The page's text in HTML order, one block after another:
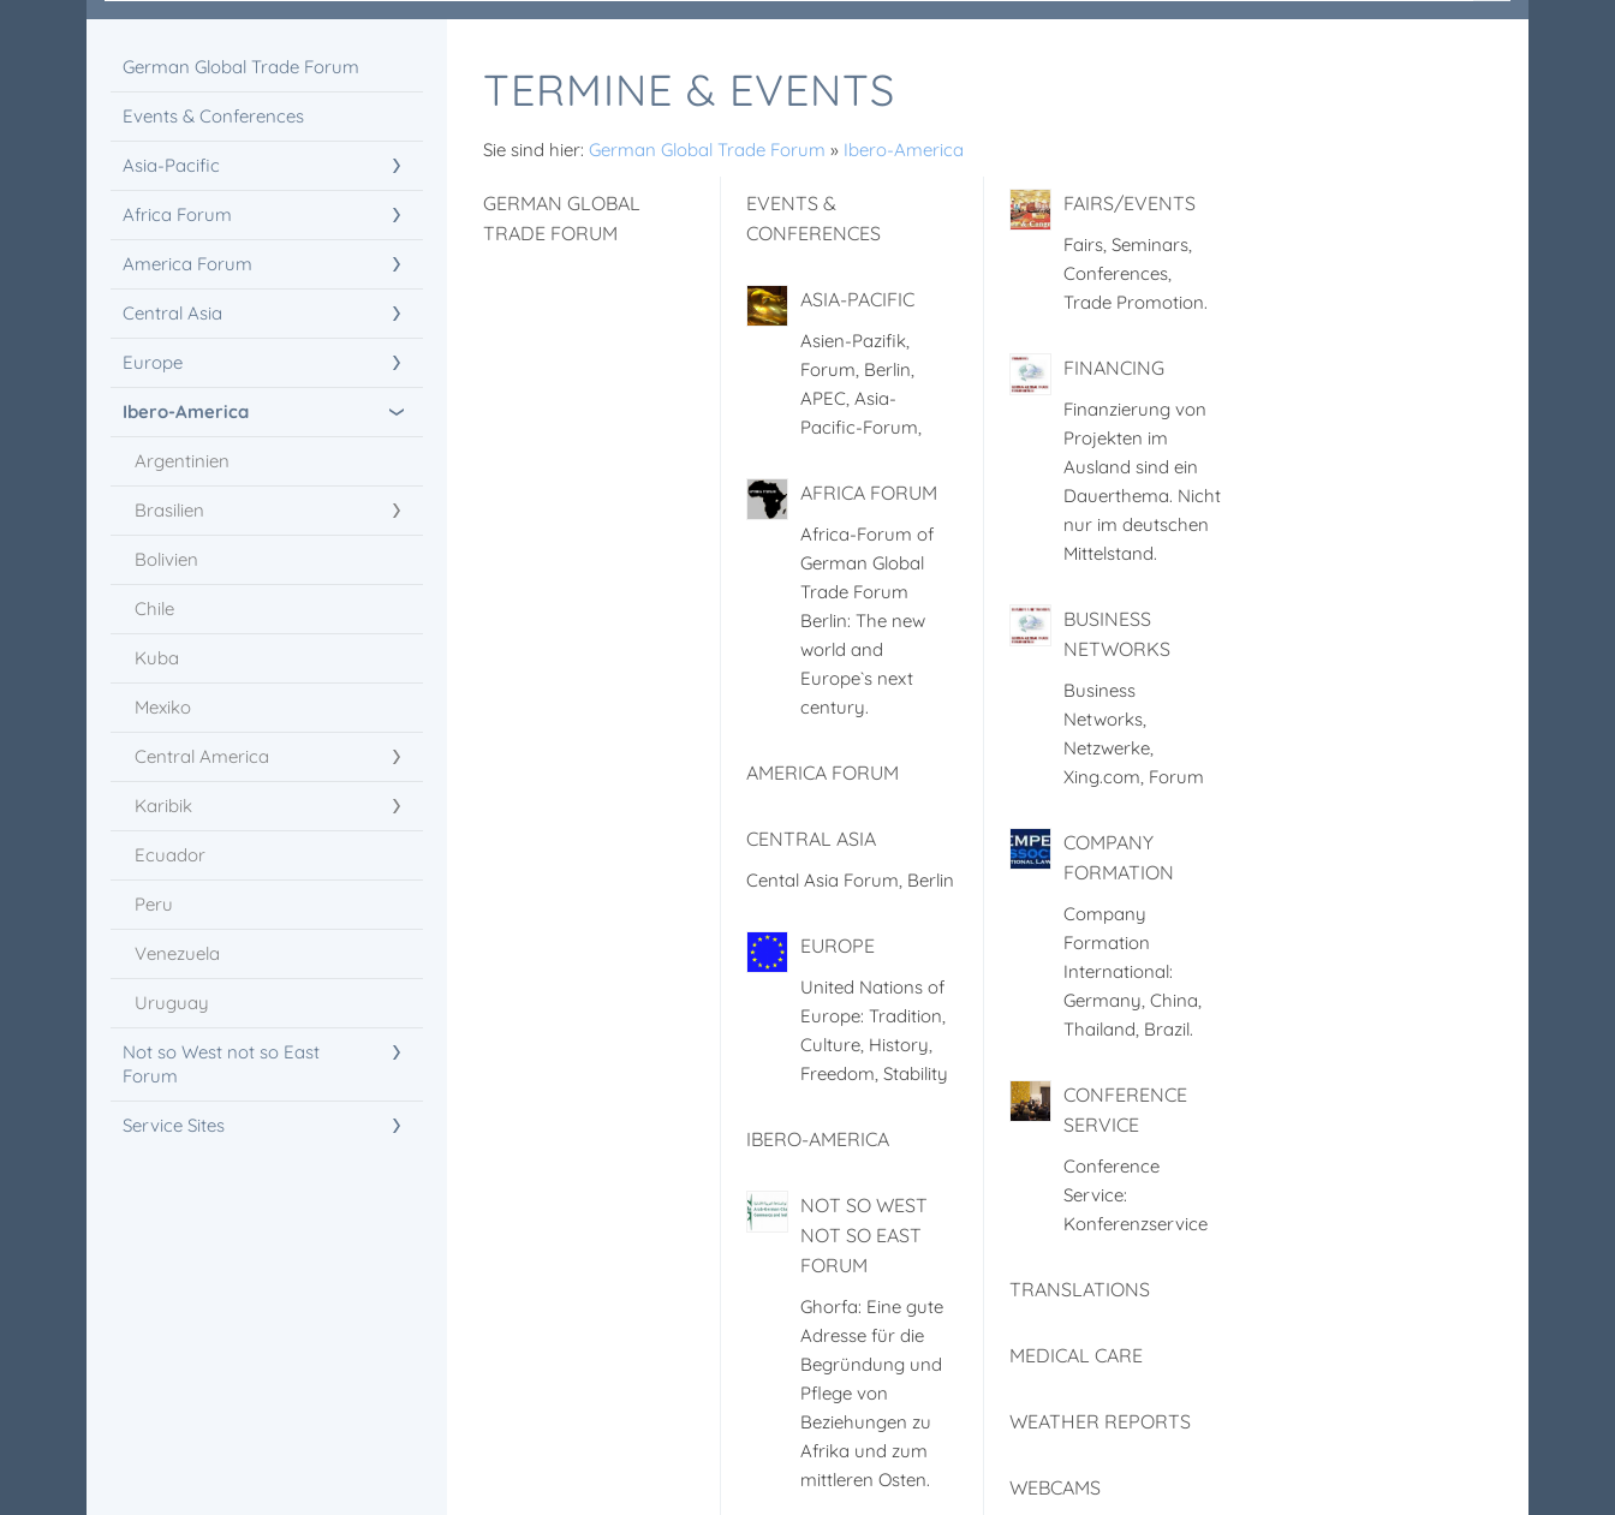
German Global Trade Forum
Events & Conferences
Asia-Pacific
Africa Forum
America Forum
Central Asia
Europe
Ibero-America
Argentinien
Brasilien
Bolivien
Chile
Kuba
Mexiko
Central America
Karibik
Ecuador
Peru
Venezuela
Uruguay
Not so West not so East
Forum
Service Sites
TERMINE & EVENTS
Sie sind hier: German Global Trade Forum » Ibero-America
GERMAN GLOBAL
TRADE FORUM
EVENTS &
CONFERENCES
ASIA-PACIFIC
Asien-Pazifik,
Forum, Berlin,
APEC, Asia-
Pacific-Forum,
AFRICA FORUM
Africa-Forum of
German Global
Trade Forum
Berlin: The new
world and
Europe`s next
century.
AMERICA FORUM
CENTRAL ASIA
Cental Asia Forum, Berlin
EUROPE
United Nations of
Europe: Tradition,
Culture, History,
Freedom, Stability
IBERO-AMERICA
NOT SO WEST
NOT SO EAST
FORUM
Ghorfa: Eine gute
Adresse für die
Begründung und
Pflege von
Beziehungen zu
Afrika und zum
mittleren Osten.
FAIRS/EVENTS
Fairs, Seminars,
Conferences,
Trade Promotion.
FINANCING
Finanzierung von
Projekten im
Ausland sind ein
Dauerthema. Nicht
nur im deutschen
Mittelstand.
BUSINESS
NETWORKS
Business
Networks,
Netzwerke,
Xing.com, Forum
COMPANY
FORMATION
Company
Formation
International:
Germany, China,
Thailand, Brazil.
CONFERENCE
SERVICE
Conference
Service:
Konferenzservice
TRANSLATIONS
MEDICAL CARE
WEATHER REPORTS
WEBCAMS